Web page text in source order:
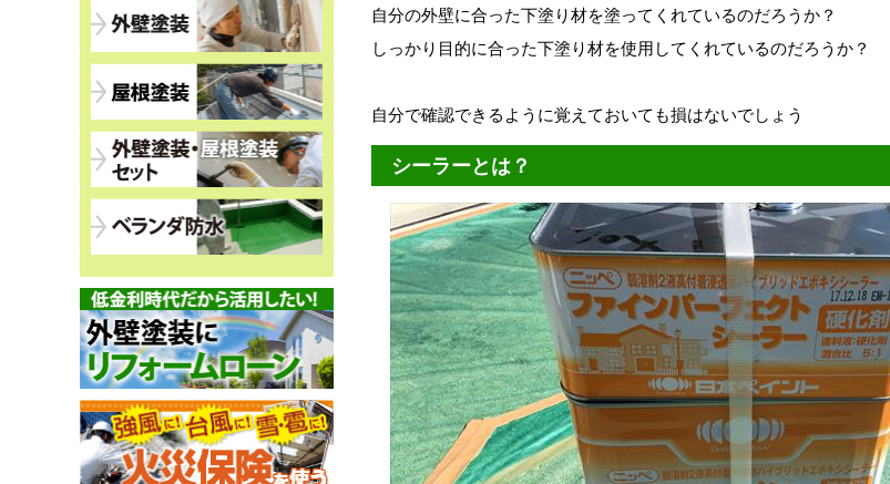
自分の外壁に合った下塗り材を塗ってくれているのだろうか？
しっかり目的に合った下塗り材を使用してくれているのだろうか？
自分で確認できるように覚えておいても損はないでしょう
シーラーとは？